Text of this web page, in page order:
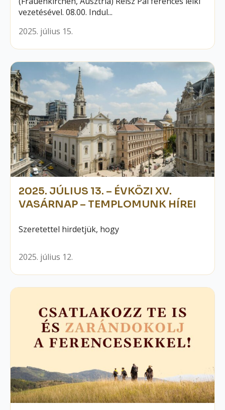
vezetésével. 08.00. Indul...
2025. július 15.
2025. JÚLIUS 13. – ÉVKÖZI XV.
VASÁRNAP – TEMPLOMUNK HÍREI
Szeretettel hirdetjük, hogy
2025. július 12.